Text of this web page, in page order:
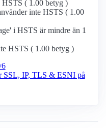
HSTS ( 1.00 betyg )
inte HSTS ( 1.00
i HSTS är mindre än 1
HSTS ( 1.00 betyg )
SSL, IP, TLS & ESNI på